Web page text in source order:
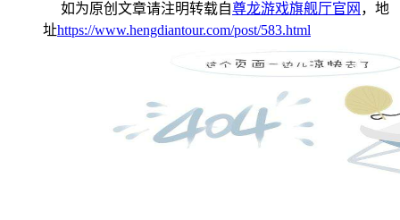
如为原创文章请注明转载自尊龙游戏旗舰厅官网 ，地
址https://www.hengdiantour.com/post/583.html